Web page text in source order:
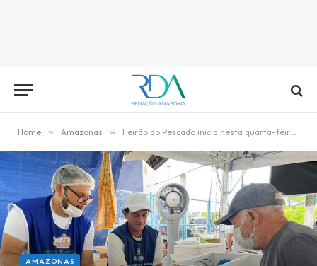
Home » Amazonas » Feirão do Pescado inicia nesta quarta-feira, em Manaus
AMAZONAS